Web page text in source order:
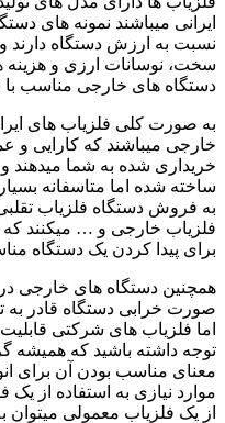
ایرانی میباشند نمونه های
نسبت به ارزش دستگاه دارند و
سخت، نوسانات ارزی و هزینه
دستگاه های خارجی مناسب با
به صورت کلی فلزیاب های
خارجی میباشند که کارایی و
خریداری شده به شما میدهند
ساخته شده اما متاسفانه
به فروش دستگاه فلزیاب
فلزیاب خارجی و … میکنند
برای پیدا کردن یک دستگاه
همچنین دستگاه های خارجی در
صورت خرابی دستگاه قادر به
اما فلزیاب های شرکتی
توجه داشته باشید که همیشه
معنای مناسب بودن آن برای
موارد نیازی به استفاده از یک
از یک فلزیاب معمولی میتوان